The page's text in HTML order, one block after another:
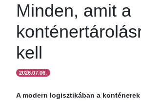
Minden, amit a
kell
2026.07.06.
A modern logisztikában a